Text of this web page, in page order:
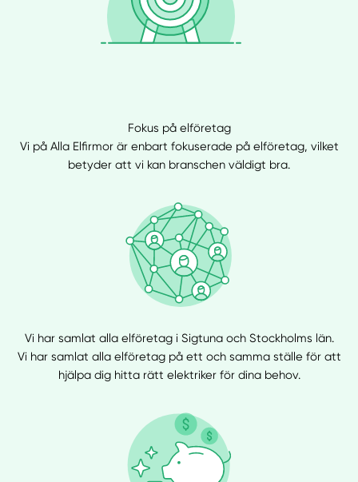
Fokus på elföretag
Vi på Alla Elfirmor är enbart fokuserade på elföretag, vilket
betyder att vi kan branschen väldigt bra.
Vi har samlat alla elföretag i Sigtuna och Stockholms län.
Vi har samlat alla elföretag på ett och samma ställe för att
hjälpa dig hitta rätt elektriker för dina behov.